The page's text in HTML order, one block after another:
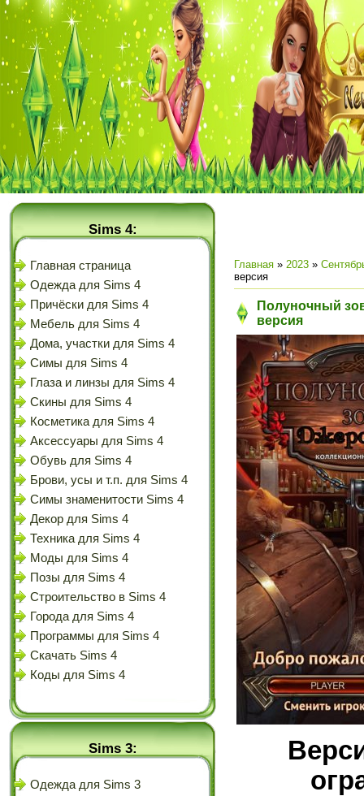
Sims 4:
Главная страница
Одежда для Sims 4
Причёски для Sims 4
Мебель для Sims 4
Дома, участки для Sims 4
Симы для Sims 4
Глаза и линзы для Sims 4
Скины для Sims 4
Косметика для Sims 4
Аксессуары для Sims 4
Обувь для Sims 4
Брови, усы и т.п. для Sims 4
Симы знаменитости Sims 4
Декор для Sims 4
Техника для Sims 4
Моды для Sims 4
Позы для Sims 4
Строительство в Sims 4
Города для Sims 4
Программы для Sims 4
Скачать Sims 4
Коды для Sims 4
Sims 3:
Одежда для Sims 3
Главная » 2023 »
версия
Полуночный
версия